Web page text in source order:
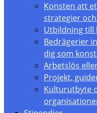
Konsten att
strategier
Utbildning till
Bedrägerier
dig som
Arbetslös
Projekt,
Kulturutbyte